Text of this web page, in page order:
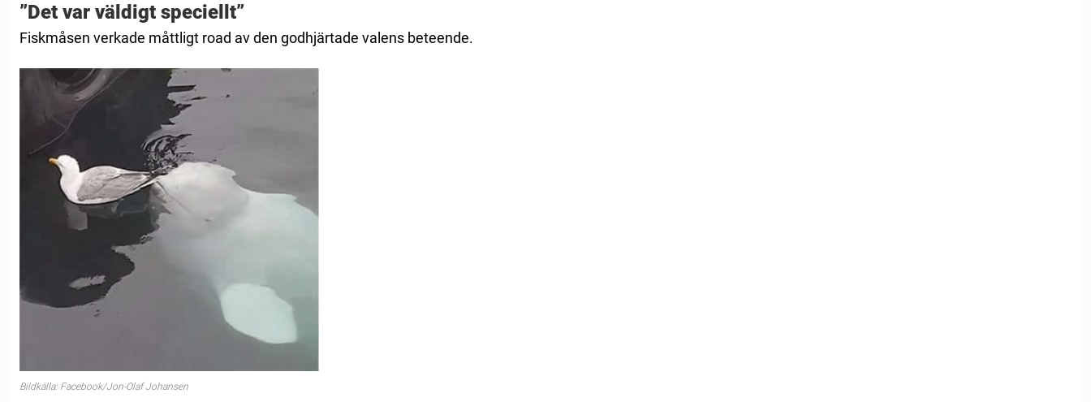
”Det var väldigt speciellt”
Fiskmåsen verkade måttligt road av den godhjärtade valens beteende.
Bildkälla: Facebook/Jon-Olaf Johansen